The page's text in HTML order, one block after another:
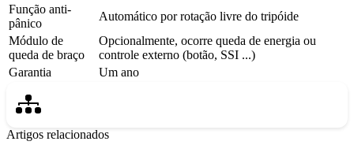
Função anti-
pânico
Automático por rotação livre do tripóide
Módulo de
queda de braço
Opcionalmente, ocorre queda de energia ou
controle externo (botão, SSI ...)
Garantia
Um ano
Artigos relacionados